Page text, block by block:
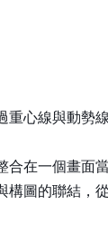
心線與動勢
在一個畫面當
圖的聯結，